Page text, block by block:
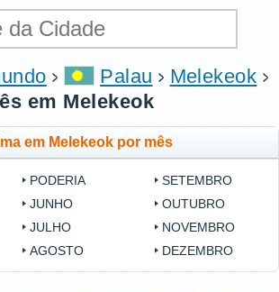
Palau
Melekeok
em Melekeok
em Melekeok por mês
PODERIA
JUNHO
JULHO
AGOSTO
SETEMBRO
OUTUBRO
NOVEMBRO
DEZEMBRO